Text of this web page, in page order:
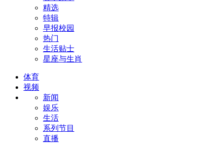
精选
特辑
早报校园
热门
生活贴士
星座与生肖
体育
视频
新闻
娱乐
生活
系列节目
直播